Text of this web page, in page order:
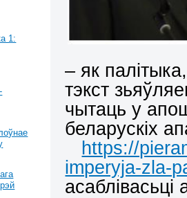
– як
тэкст
чытаць у
беларускіх
https://
imperyja-zla-
1: